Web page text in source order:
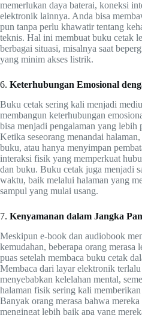
memerlukan daya baterai, koneksi
elektronik lainnya. Anda bisa
pun tanpa perlu khawatir tentang
teknis. Hal ini membuat buku cetak
berbagai situasi, misalnya saat
yang minim akses listrik.
6. Keterhubungan Emosional
Buku cetak sering kali menjadi
membangun keterhubungan
bisa menjadi pengalaman yang lebih
Ketika seseorang menandai
buku, atau hanya menyimpan
interaksi fisik yang memperkuat
dan buku. Buku cetak juga menjadi
waktu, baik melalui halaman yang
sampul yang mulai usang.
7. Kenyamanan dalam Jangka
Meskipun e-book dan audiobook
kemudahan, beberapa orang merasa
puas setelah membaca buku cetak
Membaca dari layar elektronik terlalu
menyebabkan kelelahan mental,
halaman fisik sering kali memberikan
Banyak orang merasa bahwa
mengingat lebih baik apa yang